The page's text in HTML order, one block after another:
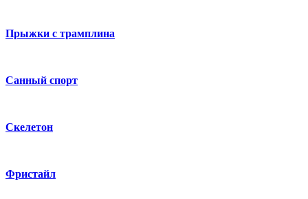
Прыжки с трамплина
Санный спорт
Скелетон
Фристайл